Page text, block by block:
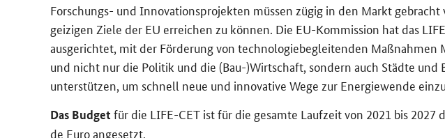
Forschungs-​ und In­no­va­ti­ons­pro­jek­ten müs­sen zügig in den Markt
gei­zi­gen Ziele der EU er­rei­chen zu kön­nen. Die EU-​Kommission hat das LIFE
aus­ge­rich­tet, mit der För­de­rung von tech­no­lo­gie­be­glei­ten­den Maß­nah­men
und nicht nur die Po­li­tik und die (Bau-)Wirt­schaft, son­dern auch Städ­te
un­ter­stüt­zen, um schnell neue und in­no­va­ti­ve Wege zur En­er­gie­wen­de
Das Bud­get für die LIFE-CET ist für die ge­sam­te Lauf­zeit von 2021 bis
de Euro an­ge­setzt.